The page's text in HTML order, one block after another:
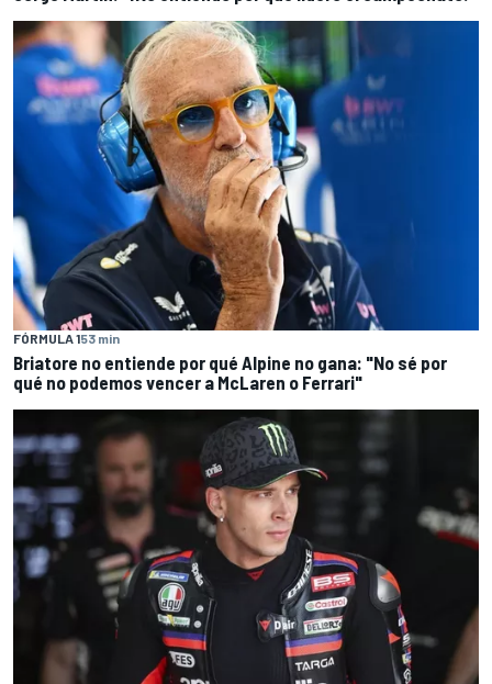
FÓRMULA 153 min
Briatore no entiende por qué Alpine no gana: "No sé por
qué no podemos vencer a McLaren o Ferrari"